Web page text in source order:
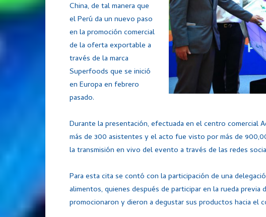
China, de tal manera que
el Perú da un nuevo paso
en la promoción comercial
de la oferta exportable a
través de la marca
Superfoods que se inició
en Europa en febrero
pasado.
Durante la presentación, efectuada en el centro comercial
más de 300 asistentes y el acto fue visto por más de
la transmisión en vivo del evento a través de las redes
Para esta cita se contó con la participación de una
alimentos, quienes después de participar en la rueda
promocionaron y dieron a degustar sus productos hacia el